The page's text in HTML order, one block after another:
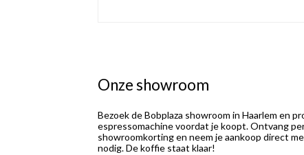
Onze showroom
Bezoek de Bobplaza showroom in Haarlem en
espressomachine voordat je koopt. Ontvang
showroomkorting en neem je aankoop direct
nodig. De koffie staat klaar!